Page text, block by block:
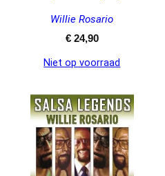
Willie Rosario
€24,90
Niet op voorraad